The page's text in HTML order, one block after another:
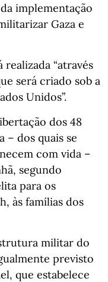
implementação
Gaza e
realizada “através
será criado sob a
Unidos”.
dos 48
– dos quais se
com vida –
segundo
para os
às famílias dos
militar do
previsto
que estabelece